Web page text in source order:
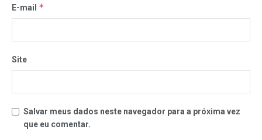
E-mail *
Site
Salvar meus dados neste navegador para a próxima vez
que eu comentar.